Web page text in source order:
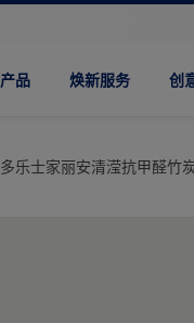
产品 焕新服务 创
多乐士家丽安清滢抗甲醛竹